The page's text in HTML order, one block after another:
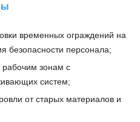
временных ограждений на
безопасности персонала;
рабочим зонам с
систем;
от старых материалов и